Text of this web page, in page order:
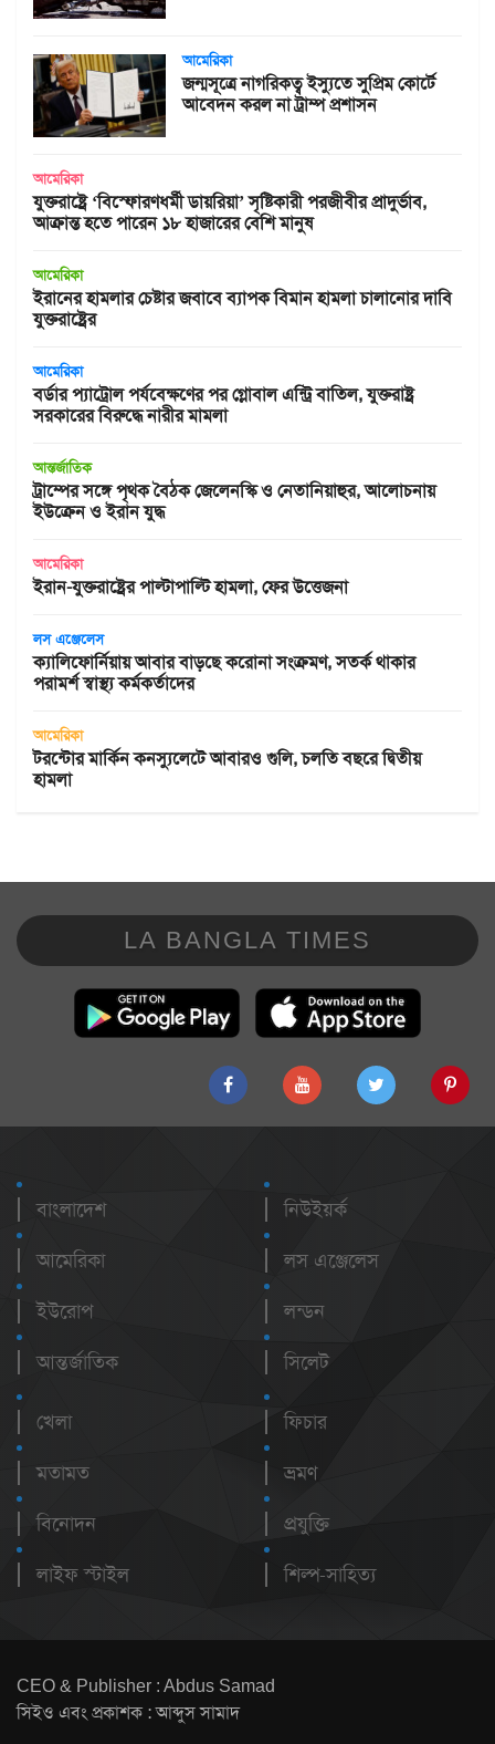
আমেরিকা
জন্মসূত্রে নাগরিকত্ব ইস্যুতে সুপ্রিম কোর্টে
আবেদন করল না ট্রাম্প প্রশাসন
আমেরিকা
যুক্তরাষ্ট্রে ‘বিস্ফোরণধর্মী ডায়রিয়া’ সৃষ্টিকারী পরজীবীর প্রাদুর্ভাব,
আক্রান্ত হতে পারেন ১৮ হাজারের বেশি মানুষ
আমেরিকা
ইরানের হামলার চেষ্টার জবাবে ব্যাপক বিমান হামলা চালানোর দাবি
যুক্তরাষ্ট্রের
আমেরিকা
বর্ডার প্যাট্রোল পর্যবেক্ষণের পর গ্লোবাল এন্ট্রি বাতিল, যুক্তরাষ্ট্র
সরকারের বিরুদ্ধে নারীর মামলা
আন্তর্জাতিক
ট্রাম্পের সঙ্গে পৃথক বৈঠক জেলেনস্কি ও নেতানিয়াহুর, আলোচনায়
ইউক্রেন ও ইরান যুদ্ধ
আমেরিকা
ইরান-যুক্তরাষ্ট্রের পাল্টাপাল্টি হামলা, ফের উত্তেজনা
লস এঞ্জেলেস
ক্যালিফোর্নিয়ায় আবার বাড়ছে করোনা সংক্রমণ, সতর্ক থাকার
পরামর্শ স্বাস্থ্য কর্মকর্তাদের
আমেরিকা
টরন্টোর মার্কিন কনস্যুলেটে আবারও গুলি, চলতি বছরে দ্বিতীয়
হামলা
LA BANGLA TIMES
বাংলাদেশ
আমেরিকা
ইউরোপ
আন্তর্জাতিক
নিউইয়র্ক
লস এঞ্জেলেস
লন্ডন
সিলেট
খেলা
মতামত
বিনোদন
লাইফ স্টাইল
ফিচার
ভ্রমণ
প্রযুক্তি
শিল্প-সাহিত্য
CEO & Publisher : Abdus Samad
সিইও এবং প্রকাশক : আব্দুস সামাদ